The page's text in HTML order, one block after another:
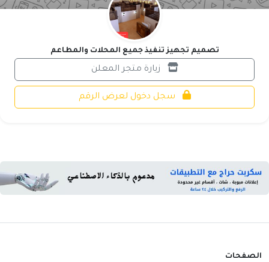
تصميم تجهيز تنفيذ جميع المحلات والمطاعم
زيارة متجر المعلن
سجل دخول لعرض الرقم
الصفحات